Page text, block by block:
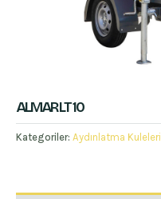
ALMAR LT 10
Kategoriler: Aydınlatma Kuleleri